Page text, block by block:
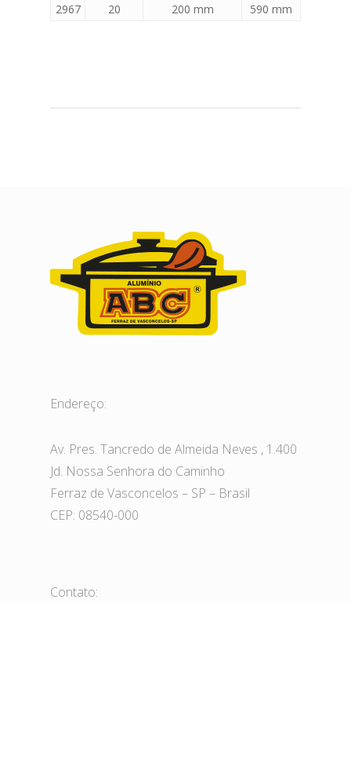
2967
20 200 mm 590 mm
Endereço:
Av. Pres. Tancredo de Almeida Neves , 1.400
Jd. Nossa Senhora do Caminho
Ferraz de Vasconcelos – SP – Brasil
CEP: 08540-000
Contato: